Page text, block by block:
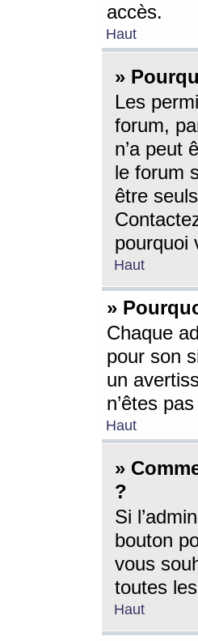
accès.
Haut
»
Les
forum,
n’a peut
le forum
être
pourquoi
Haut
»
Chaque
pour son
un
n’êtes
Haut
»
?
Si
bouton
vous
toutes
Haut